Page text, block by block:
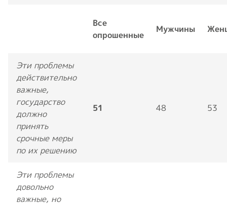
Все
опрошенные
Мужчины
Эти проблемы
действительно
важные,
государство
должно
принять
срочные меры
по их решению
51 48 53
Эти проблемы
довольно
важные, но